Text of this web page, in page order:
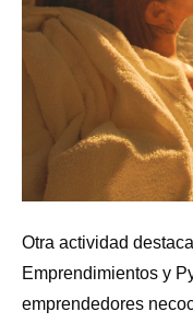
Otra actividad
Emprendimientos y
emprendedores